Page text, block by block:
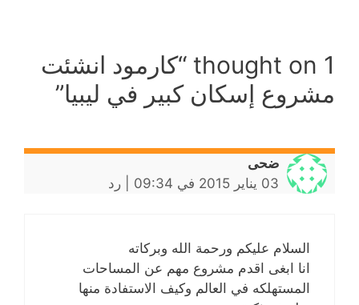
1 thought on “
كارمود انشئت
مشروع إسكان كبير في ليبيا”
ضحى
03 يناير 2015 في 09:34
رد
السلام عليكم ورحمة الله وبركاته
انا ابغى اقدم مشروع مهم عن المساحات
المستهلكه في العالم وكيف الاستفادة منها